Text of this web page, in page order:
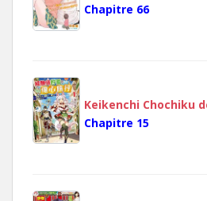
Chapitre 66
Keikenchi Chochiku
Chapitre 15